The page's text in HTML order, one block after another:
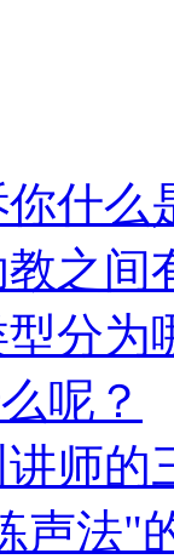
什么
之间
分为
呢？
师的
声法"